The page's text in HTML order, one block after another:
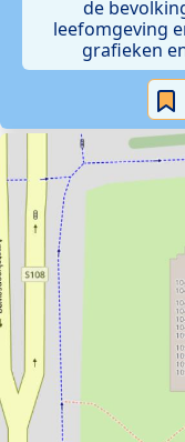
de
leefomgeving
grafieken